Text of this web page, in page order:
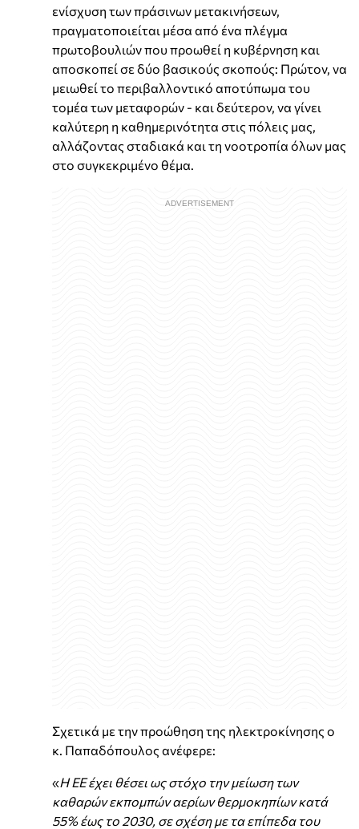
ενίσχυση των πράσινων μετακινήσεων,
πραγματοποιείται μέσα από ένα πλέγμα
πρωτοβουλιών που προωθεί η κυβέρνηση και
αποσκοπεί σε δύο βασικούς σκοπούς: Πρώτον, να
μειωθεί το περιβαλλοντικό αποτύπωμα του
τομέα των μεταφορών - και δεύτερον, να γίνει
καλύτερη η καθημερινότητα στις πόλεις μας,
αλλάζοντας σταδιακά και τη νοοτροπία όλων μας
στο συγκεκριμένο θέμα.
Σχετικά με την προώθηση της ηλεκτροκίνησης ο
κ. Παπαδόπουλος ανέφερε:
«Η ΕΕ έχει θέσει ως στόχο την μείωση των
καθαρών εκπομπών αερίων θερμοκηπίων κατά
55% έως το 2030, σε σχέση με τα επίπεδα του